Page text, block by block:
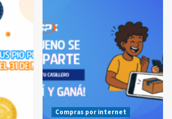
Compras por internet